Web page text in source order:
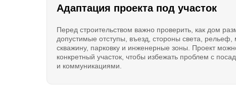
Перед строительством важно проверить, как дом
допустимые отступы, въезд, стороны света, рельеф,
скважину, парковку и инженерные зоны. Проект
конкретный участок, чтобы избежать проблем с
и коммуникациями.
Адаптация проекта под участок